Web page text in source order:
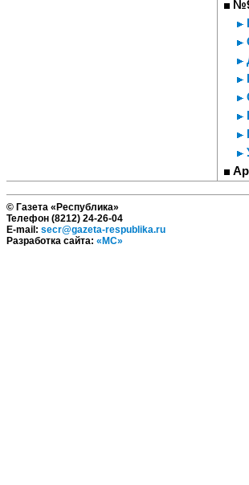
© Газета «Республика»
Телефон (8212) 24-26-04
E-mail: secr@gazeta-respublika.ru
Разработка сайта: «МС»